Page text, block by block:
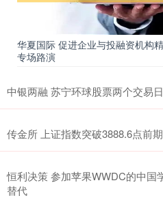
华夏国际 促进企业与投融资机构
专场路演
中银两融 苏宁环球股票两个交易
传金所 上证指数突破3888.6点前
恒利决策 参加苹果WWDC的中国
替代